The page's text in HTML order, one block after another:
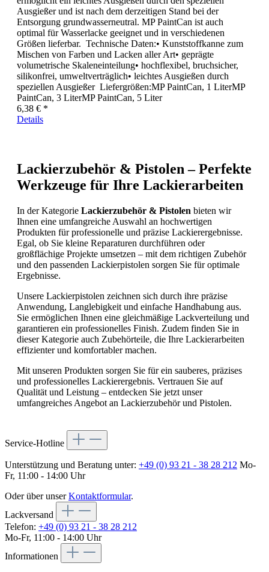
Ausgießer und ist nach dem derzeitigen Stand bei der
Entsorgung grundwasserneutral. MP PaintCan ist auch
optimal für Wasserlacke geeignet und in verschiedenen
Größen lieferbar. Technische Daten:• Kunststoffkanne zum
Mischen von Farben und Lacken aller Art• geprägte
volumetrische Skaleneinteilung• hochflexibel, bruchsicher,
silikonfrei, umweltverträglich• leichtes Ausgießen durch
speziellen Ausgießer Liefergrößen:MP PaintCan, 1 LiterMP
PaintCan, 3 LiterMP PaintCan, 5 Liter
6,38 € *
Details
Lackierzubehör & Pistolen – Perfekte
Werkzeuge für Ihre Lackierarbeiten
In der Kategorie Lackierzubehör & Pistolen bieten wir
Ihnen eine umfangreiche Auswahl an hochwertigen
Produkten für professionelle und präzise Lackierergebnisse.
Egal, ob Sie kleine Reparaturen durchführen oder
großflächige Projekte umsetzen – mit dem richtigen Zubehör
und den passenden Lackierpistolen sorgen Sie für optimale
Ergebnisse.
Unsere Lackierpistolen zeichnen sich durch ihre präzise
Anwendung, Langlebigkeit und einfache Handhabung aus.
Sie ermöglichen Ihnen eine gleichmäßige Lackverteilung und
garantieren ein professionelles Finish. Zudem finden Sie in
dieser Kategorie auch Zubehörteile, die Ihre Lackierarbeiten
effizienter und komfortabler machen.
Mit unseren Produkten sorgen Sie für ein sauberes, präzises
und professionelles Lackierergebnis. Vertrauen Sie auf
Qualität und Leistung – entdecken Sie jetzt unser
umfangreiches Angebot an Lackierzubehör und Pistolen.
Service-Hotline
Unterstützung und Beratung unter: +49 (0) 93 21 - 38 28 212 Mo-
Fr, 11:00 - 14:00 Uhr
Oder über unserKontaktformular.
Lackversand
Telefon: +49 (0) 93 21 - 38 28 212
Mo-Fr, 11:00 - 14:00 Uhr
Informationen